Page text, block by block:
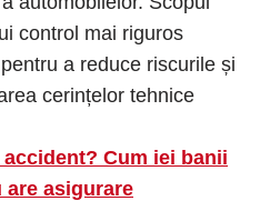
control mai riguros
a reduce riscurile și
cerințelor tehnice
Cum iei banii
are asigurare